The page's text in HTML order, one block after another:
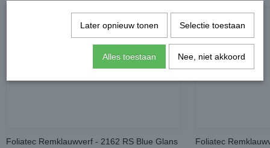
Foliatec Remklauwverf - 2162 RS Blue Glans
Foliatec
Later opnieuw tonen Selectie toestaan
Alles toestaan Nee, niet akkoord